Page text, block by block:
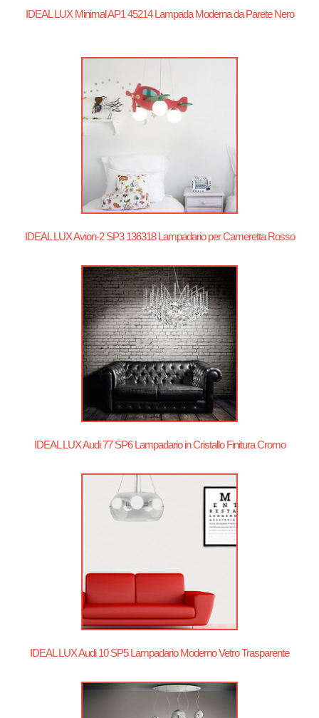
IDEAL LUX Minimal AP1 45214 Lampada Moderna da Parete Nero
IDEAL LUX Avion-2 SP3 136318 Lampadario per Cameretta Rosso
IDEAL LUX Audi 77 SP6 Lampadario in Cristallo Finitura Cromo
IDEAL LUX Audi 10 SP5 Lampadario Moderno Vetro Trasparente